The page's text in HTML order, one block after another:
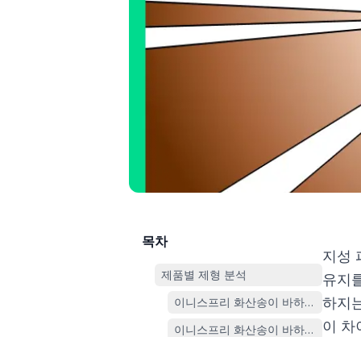
목차
제품별 제형 분석
이니스프리 화산송이 바하 모공 클렌
이니스프리 화산송이 바하 모공 클렌
지성
유지
하지
이 차